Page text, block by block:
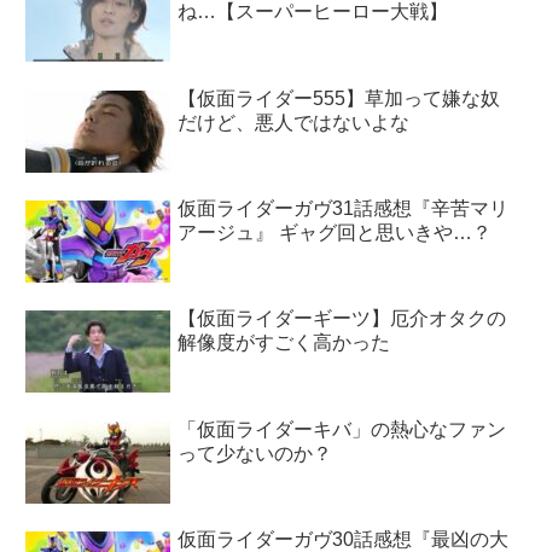
ね…【スーパーヒーロー大戦】
【仮面ライダー555】草加って嫌な奴
だけど、悪人ではないよな
仮面ライダーガヴ31話感想『辛苦マリ
アージュ』 ギャグ回と思いきや…？
【仮面ライダーギーツ】厄介オタクの
解像度がすごく高かった
「仮面ライダーキバ」の熱心なファン
って少ないのか？
仮面ライダーガヴ30話感想『最凶の大